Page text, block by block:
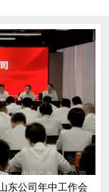
东公司年中工作会